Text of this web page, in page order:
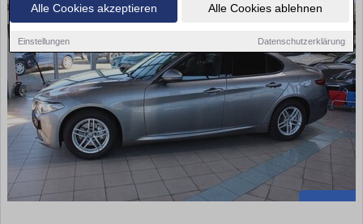
Alle Cookies akzeptieren Alle Cookies ablehnen
Einstellungen Datenschutzerklärung